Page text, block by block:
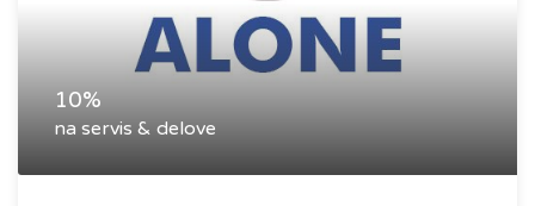
10%
na servis & delove